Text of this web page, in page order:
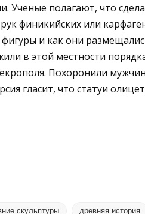
Ученые полагают, что
финикийских или
и как они
в этой местности
Похоронили
гласит, что статуи
скульптуры древняя история